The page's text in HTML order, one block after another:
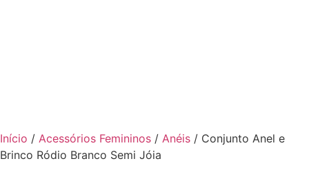
Início / Acessórios Femininos / Anéis / Conjunto Anel e
Brinco Ródio Branco Semi Jóia